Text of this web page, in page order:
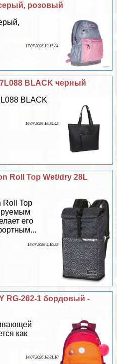
розовый
17 07 2026 19:15:34
BLACK черный
BLACK
16 07 2026 16:34:42
Roll Top Wet/dry 28L
Roll Top
его
15 07 2026 4:10:32
RG-262-1 бордовый -
как
14 07 2026 18:31:10